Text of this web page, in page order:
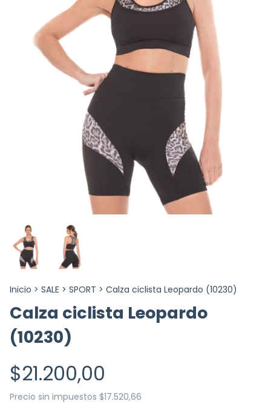
Inicio > SALE > SPORT > Calza ciclista Leopardo (10230)
Calza ciclista Leopardo
(10230)
$21.200,00
Precio sin impuestos $17.520,66